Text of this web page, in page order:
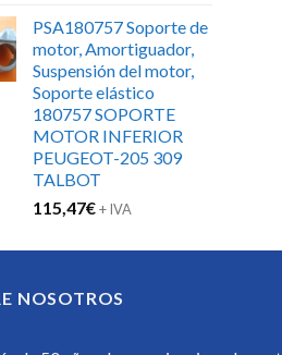
PSA180757 Soporte de
motor, Amortiguador,
Suspensión del motor,
Soporte elástico
180757 SOPORTE
MOTOR INFERIOR
PEUGEOT-205 309
TALBOT
115,47€+ IVA
NOSOTROS